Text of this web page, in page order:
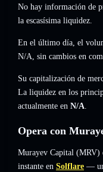
No hay información de
la escasísima liquidez.
En el último día, el
N/A, sin cambios en
Su capitalización de
La liquidez en los
actualmente en N/A.
Opera con
Murayev Capital (MRV)
instante en Solflare —